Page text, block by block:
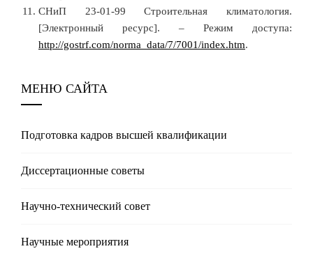
СНиП 23-01-99 Строительная климатология.
[Электронный ресурс]. – Режим доступа:
http://gostrf.com/norma_data/7/7001/index.htm.
МЕНЮ САЙТА
Подготовка кадров высшей квалификации
Диссертационные советы
Научно-технический совет
Научные мероприятия